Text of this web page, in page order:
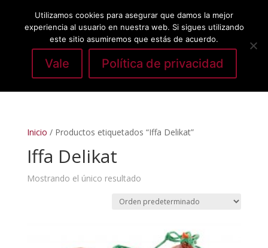
Seleccionar página
Inicio / Productos etiquetados “Iffa Delikat”
Iffa Delikat
Mostrando el único resultado
Utilizamos cookies para asegurar que damos la mejor
experiencia al usuario en nuestra web. Si sigues utilizando
este sitio asumiremos que estás de acuerdo.
Vale Política de privacidad